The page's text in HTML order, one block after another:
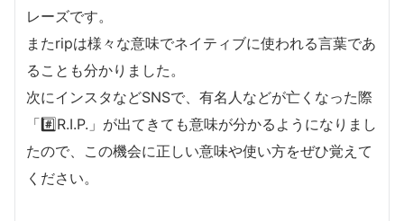
レーズです。
またripは様々な意味でネイティブに使われる言葉であ
ることも分かりました。
次にインスタなどSNSで、有名人などが亡くなった際
「#️⃣R.I.P.」が出てきても意味が分かるようになりまし
たので、この機会に正しい意味や使い方をぜひ覚えて
ください。